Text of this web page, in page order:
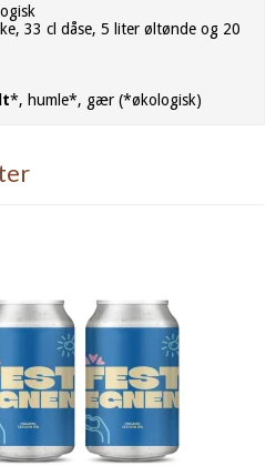
33 cl dåse, 5 liter øltønde og 20
*, humle*, gær (*økologisk)